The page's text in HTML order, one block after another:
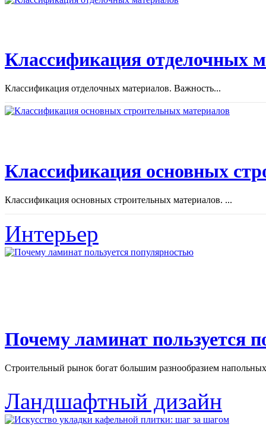
Классификация отделочных
Классификация отделочных материалов. Важность...
Классификация основных
Классификация основных строительных материалов. ...
Интерьер
Почему ламинат пользуется
Строительный рынок богат большим разнообразием
Ландшафтный дизайн